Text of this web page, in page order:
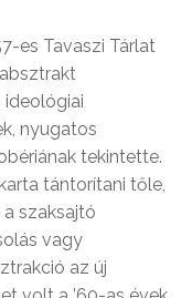
es Tavaszi Tárlat
ideológiai
nyugatos
tekintette.
tántorítani tőle,
szaksajtó
vagy
az új